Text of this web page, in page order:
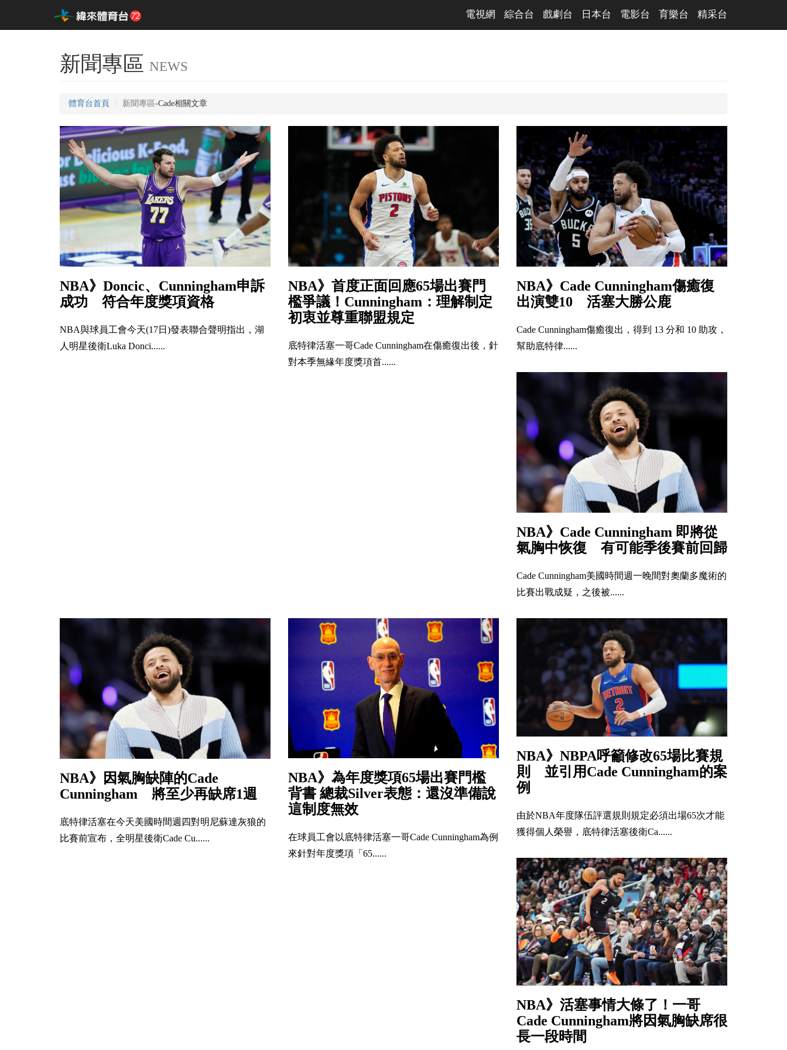
電視網 綜合台 戲劇台 日本台 電影台 育樂台 精采台
新聞專區 NEWS
體育台首頁 新聞專區-Cade相關文章
NBA》Doncic、Cunningham申訴
成功 符合年度獎項資格
NBA與球員工會今天(17日)發表聯合聲明指出，湖
人明星後衛Luka Donci......
NBA》首度正面回應65場出賽門
檻爭議！Cunningham：理解制定
初衷並尊重聯盟規定
底特律活塞一哥Cade Cunningham在傷癒復出後，針
對本季無緣年度獎項首......
NBA》Cade Cunningham傷癒復
出演雙10 活塞大勝公鹿
Cade Cunningham傷癒復出，得到 13 分和 10 助攻，
幫助底特律......
NBA》Cade Cunningham 即將從
氣胸中恢復 有可能季後賽前回歸
Cade Cunningham美國時間週一晚間對奧蘭多魔術的
比賽出戰成疑，之後被......
NBA》因氣胸缺陣的Cade
Cunningham 將至少再缺席1週
底特律活塞在今天美國時間週四對明尼蘇達灰狼的
比賽前宣布，全明星後衛Cade Cu......
NBA》為年度獎項65場出賽門檻
背書 總裁Silver表態：還沒準備說
這制度無效
在球員工會以底特律活塞一哥Cade Cunningham為例
來針對年度獎項「65......
NBA》NBPA呼籲修改65場比賽規
則 並引用Cade Cunningham的案
例
由於NBA年度隊伍評選規則規定必須出場65次才能
獲得個人榮譽，底特律活塞後衛Ca......
NBA》活塞事情大條了！一哥
Cade Cunningham將因氣胸缺席很
長一段時間